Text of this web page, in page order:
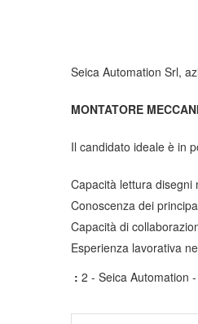
Seica Automation Srl,
MONTATORE
Il candidato ideale è in
Capacità lettura disegni
Conoscenza dei
Capacità di
Esperienza lavorativa
: 2 - Seica Automation -